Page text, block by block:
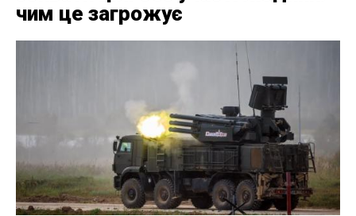
чим це загрожує